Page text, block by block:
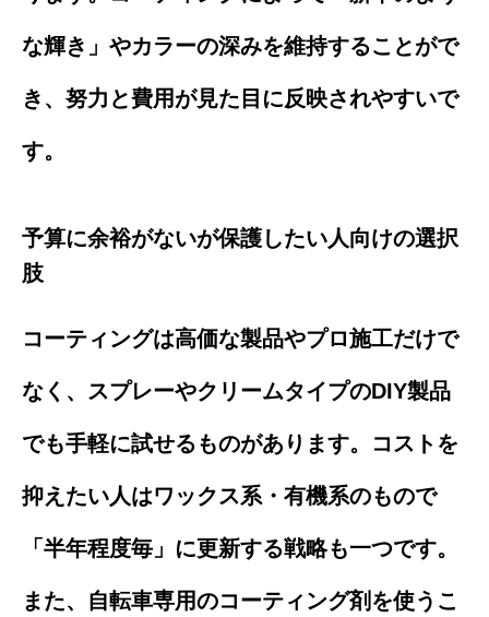
な輝き」やカラーの深みを維持することがで
き、努力と費用が見た目に反映されやすいで
す。
予算に余裕がないが保護したい人向けの選択
肢
コーティングは高価な製品やプロ施工だけで
なく、スプレーやクリームタイプのDIY製品
でも手軽に試せるものがあります。コストを
抑えたい人はワックス系・有機系のもので
「半年程度毎」に更新する戦略も一つです。
また、自転車専用のコーティング剤を使うこ